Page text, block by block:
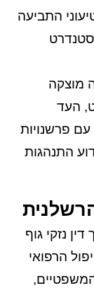
התביעה
מוצקה
העד
פרשנויות
התנהגות
נזקי גוף
הרפואי